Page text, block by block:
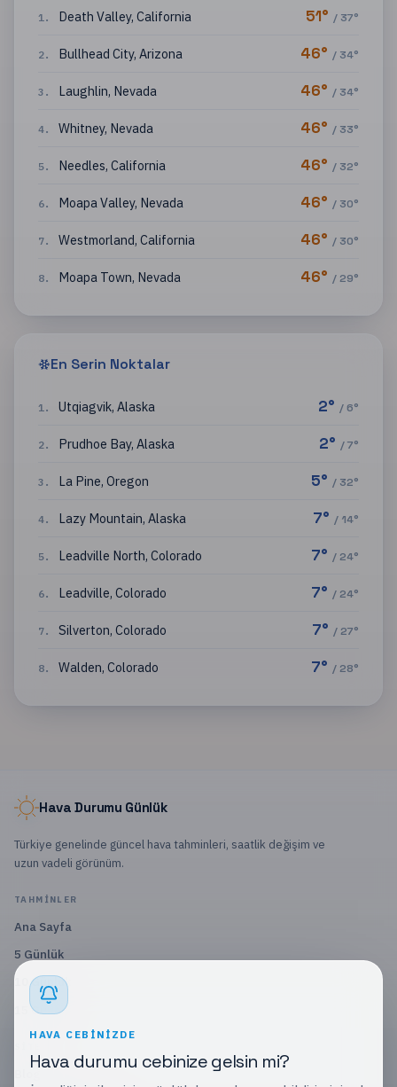
1 . Death Valley, California 51° / 37°
2. Bullhead City, Arizona 46° / 34°
3 . Laughlin, Nevada 46° / 34°
4. Whitney, Nevada 46° / 33°
5. Needles, California 46° / 32°
6. Moapa Valley, Nevada 46° / 30°
7. Westmorland, California 46° / 30°
8. Moapa Town, Nevada 46° / 29°
En Serin Noktalar
1 . Utqiagvik, Alaska 2° /6°
2. Prudhoe Bay, Alaska 2° /7°
3 . La Pine, Oregon 5° / 32°
4. Lazy Mountain, Alaska 7° / 14°
5. Leadville North, Colorado 7° / 24°
6. Leadville, Colorado 7° / 24°
7. Silverton, Colorado 7° / 27°
8. Walden, Colorado 7° / 28°
Hava Durumu Günlük
Türkiye genelinde güncel hava tahminleri, saatlik değişim ve
uzun vadeli görünüm.
TAHMINLER
Ana Sayfa
5 Günlük
10 Günlük
15 Günlük
HAVA CEBINIZDE
Hava durumu cebinize gelsin mi?